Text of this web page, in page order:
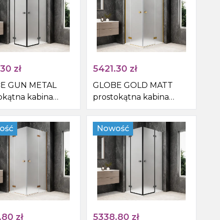
zł
GUN METAL
kabina
wejście z
matowe
5421.30 zł
GLOBE GOLD MATT
prostokątna kabina
prysznicowa
1200x1000mm, wejście z
rogu, szkło matowe
zł
Nowość
5338.80 zł